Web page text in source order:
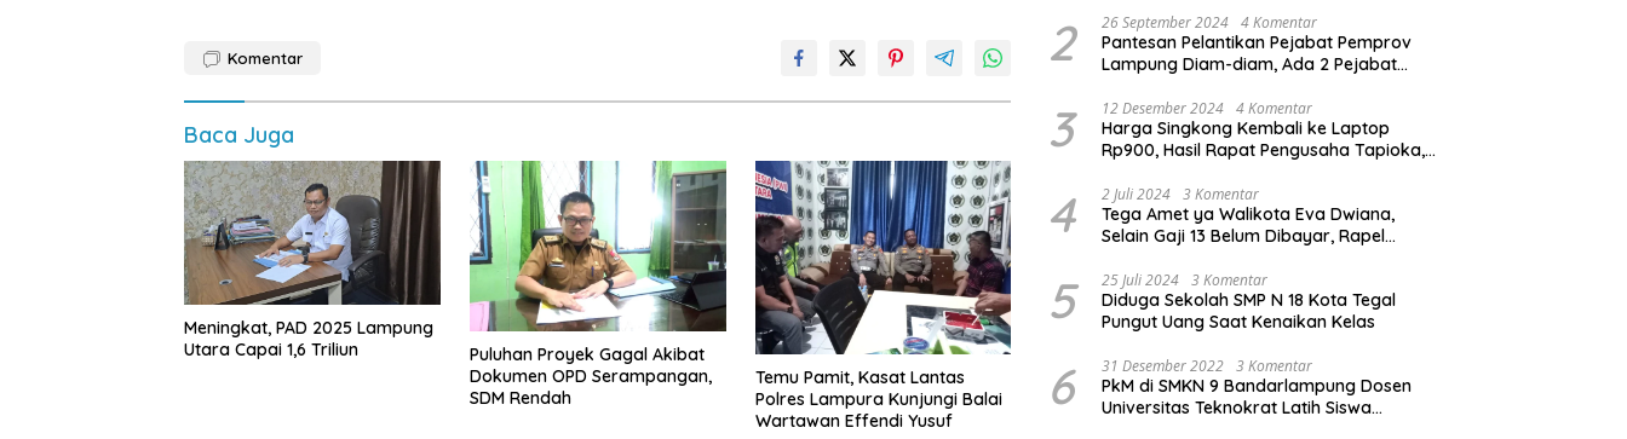
Komentar
Baca Juga
Meningkat, PAD 2025 Lampung
Utara Capai 1,6 Triliun
Puluhan Proyek Gagal Akibat
Dokumen OPD Serampangan,
SDM Rendah
Temu Pamit, Kasat Lantas
Polres Lampura Kunjungi Balai
Wartawan Effendi Yusuf
2 26 September 2024 4 Komentar
Pantesan Pelantikan Pejabat Pemprov
Lampung Diam-diam, Ada 2 Pejabat
3 12 Desember 2024 4 Komentar
Harga Singkong Kembali ke Laptop
Rp900, Hasil Rapat Pengusaha Tapioka,
Lampung
4 2 Juli 2024 3 Komentar
Tega Amet ya Walikota Eva Dwiana,
Selain Gaji 13 Belum Dibayar, Rapel
Dibayar
5 25 Juli 2024 3 Komentar
Diduga Sekolah SMP N 18 Kota Tegal
Pungut Uang Saat Kenaikan Kelas
6 31 Desember 2022 3 Komentar
PkM di SMKN 9 Bandarlampung Dosen
Universitas Teknokrat Latih Siswa